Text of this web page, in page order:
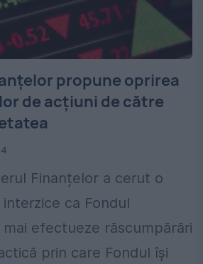
propune oprirea
de acțiuni de către
Finanțelor a cerut o
ca Fondul
efectueze răscumpărări
prin care Fondul își